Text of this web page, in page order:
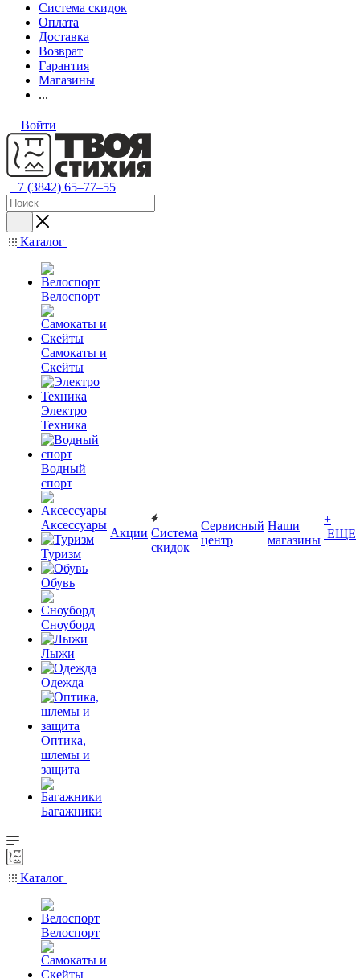
Система скидок
Оплата
Доставка
Возврат
Гарантия
Магазины
...
Войти
+7 (3842) 65–77–55
Каталог
Велоспорт
Самокаты и
Скейты
Электро
Техника
Водный
спорт
Аксессуары
Туризм
Обувь
Сноуборд
Лыжи
Одежда
Оптика,
шлемы и
защита
Багажники
Акции Система
скидок
Сервисный
центр
Наши
магазины
+
ЕЩЕ
Каталог
Велоспорт